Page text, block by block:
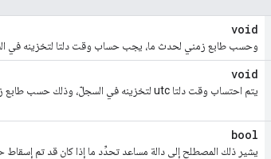
void
وحسب طابع زمني لحدث ما، يجب حساب وقت دلتا لتخزينه في
void
يتم احتساب وقت دلتا utc لتخزينه في السجلّ، وذلك حسب طابع زمني لأحد الأحداث.
bool
يشير ذلك المصطلح إلى دالة مساعد تحدِّد ما إذا كان قد تم